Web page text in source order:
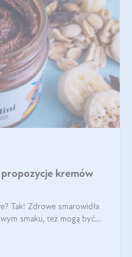
kremów
Tak! Zdrowe smarowidła
smaku, też mogą być